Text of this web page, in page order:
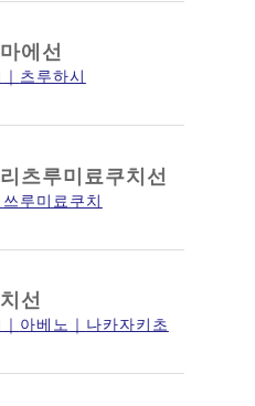
에선
츠루하시
츠루미료쿠치선
쓰루미료쿠치
선
아베노 나카자키초